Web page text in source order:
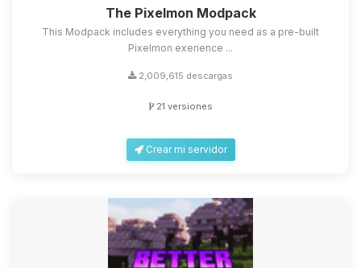
The Pixelmon Modpack
This Modpack includes everything you need as a pre-built
Pixelmon exerience ...
2,009,615 descargas
21 versiones
Crear mi servidor